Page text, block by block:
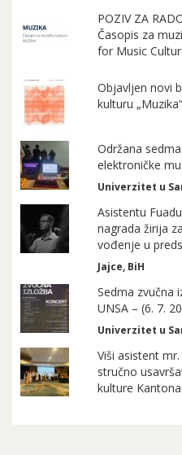
POZIV ZA
Časopis za
for Music
Objavljen novi
kulturu
Održana
elektroničke
Univerzitet u
Asistentu
nagrada žirija
vođenje u
Jajce, BiH
Sedma zvučna
UNSA – (6. 7.
Univerzitet u
Viši asistent
stručno
kulture